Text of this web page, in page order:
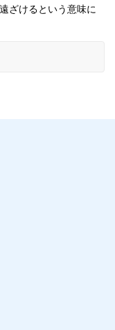
ざけるという意味に